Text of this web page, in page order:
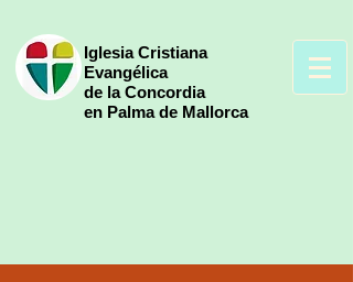
Iglesia Cristiana
Evangélica
de la Concordia
en Palma de Mallorca